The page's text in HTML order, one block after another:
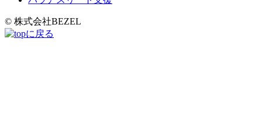
© 株式会社BEZEL